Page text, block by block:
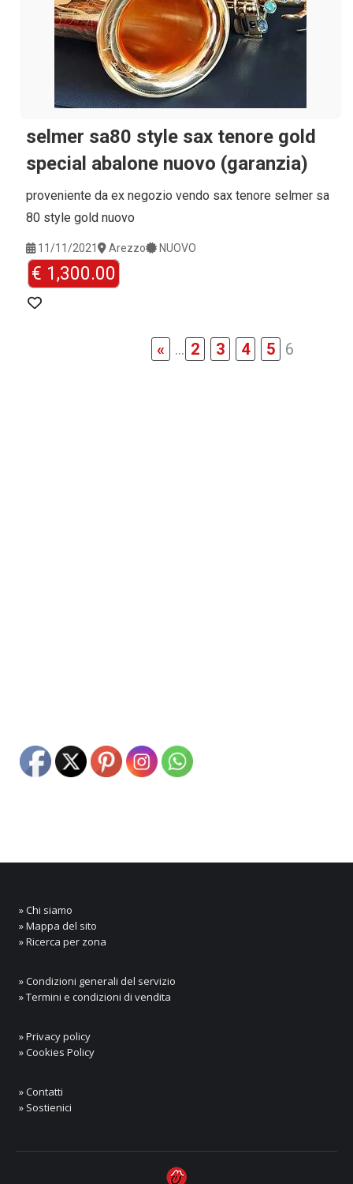
selmer sa80 style sax tenore gold
special abalone nuovo (garanzia)
proveniente da ex negozio vendo sax tenore selmer sa
80 style gold nuovo
11/11/2021 Arezzo NUOVO
€ 1,300.00
« ... 2 3 4 5 6
» Chi siamo
» Mappa del sito
» Ricerca per zona
» Condizioni generali del servizio
» Termini e condizioni di vendita
» Privacy policy
» Cookies Policy
» Contatti
» Sostienici